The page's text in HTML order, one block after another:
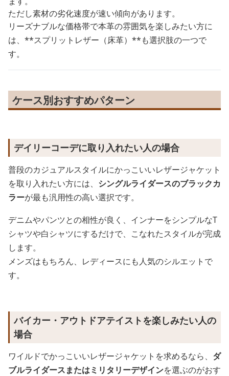
ただし素材の劣化速度が速い傾向があります。
リーズナブルな価格帯で本革の雰囲気を楽しみたい方に
は、**スプリットレザー（床革）**も選択肢の一つで
す。
ケース別おすすめパターン
デイリーコーデに取り入れたい人の場合
普段のカジュアルスタイルにかっこいいレザージャケット
を取り入れたい方には、 シングルライダースのブラックカ
ラーが最も汎用性の高い選択です。
デニムやパンツとの相性が良く、インナーをシンプルなT
シャツや白シャツにするだけで、こなれたスタイルが完成
します。
メンズはもちろん、レディースにも人気のシルエットで
す。
バイカー・アウトドアテイストを楽しみたい人の
場合
ワイルドでかっこいいレザージャケットを求めるなら、 ダ
ブルライダースまたはミリタリーデザインを選ぶのがおす